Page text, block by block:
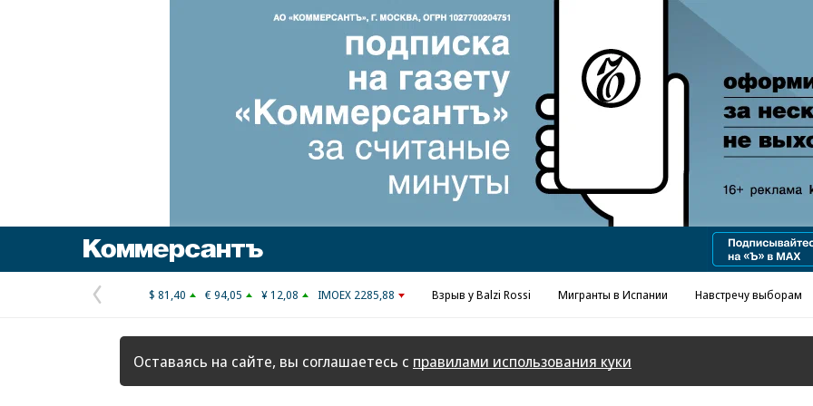
Реклама в «Ъ» www.kommersant.ru/ad
Предыдущая
страница
$ 81,40 € 94,05 ¥ 12,08 IMOEX 2285,88 Взрыв у Balzi Rossi Мигранты в Испании Навстречу выборам
Оставаясь на сайте, вы соглашаетесь с правилами использования куки